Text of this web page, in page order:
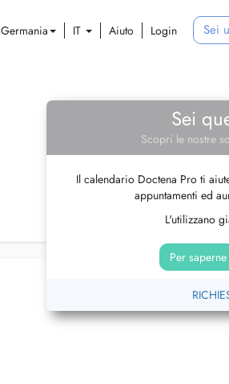
Germania IT Aiuto Login Sei
Sei
Scopri le nostre
Il calendario Doctena Pro ti
appuntamenti ed
L'utilizzano
Per